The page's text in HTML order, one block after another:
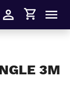
S'identifier
Panier
3M